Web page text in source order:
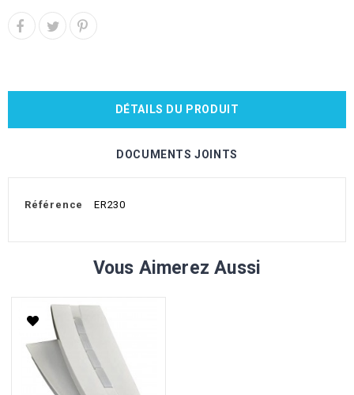
DÉTAILS DU PRODUIT
DOCUMENTS JOINTS
Référence ER230
Vous Aimerez Aussi